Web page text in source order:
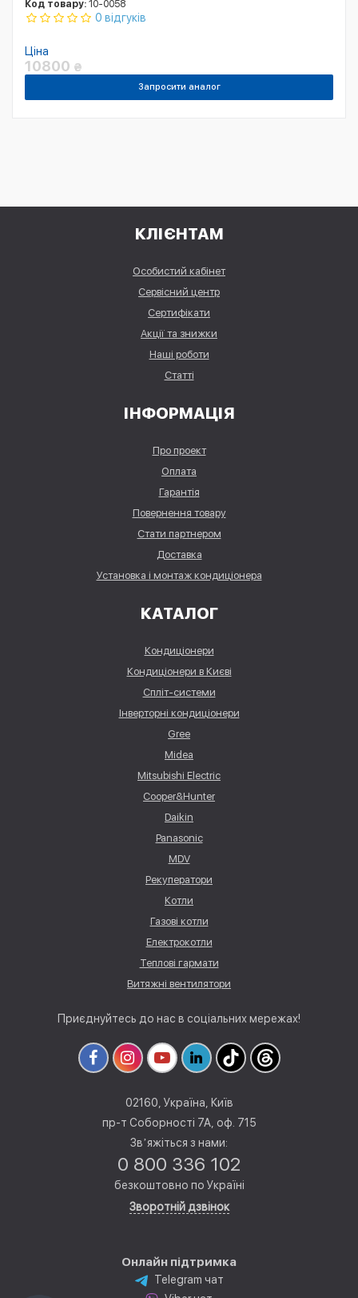
Код товару: 10-0058
0 відгуків
Ціна
10800 ₴
Запросити аналог
КЛІЄНТАМ
Особистий кабінет
Сервісний центр
Сертифікати
Акції та знижки
Наші роботи
Статті
ІНФОРМАЦІЯ
Про проект
Оплата
Гарантія
Повернення товару
Стати партнером
Доставка
Установка і монтаж кондиціонера
КАТАЛОГ
Кондиціонери
Кондиціонери в Києві
Спліт-системи
Інверторні кондиціонери
Gree
Midea
Mitsubishi Electric
Cooper&Hunter
Daikin
Panasonic
MDV
Рекуператори
Котли
Газові котли
Електрокотли
Теплові гармати
Витяжні вентилятори
Приєднуйтесь до нас в соціальних мережах!
02160, Україна, Київ
пр-т Соборності 7А, оф. 715
Звʼяжіться з нами:
0 800 336 102
безкоштовно по Україні
Зворотній дзвінок
Онлайн підтримка
Telegram чат